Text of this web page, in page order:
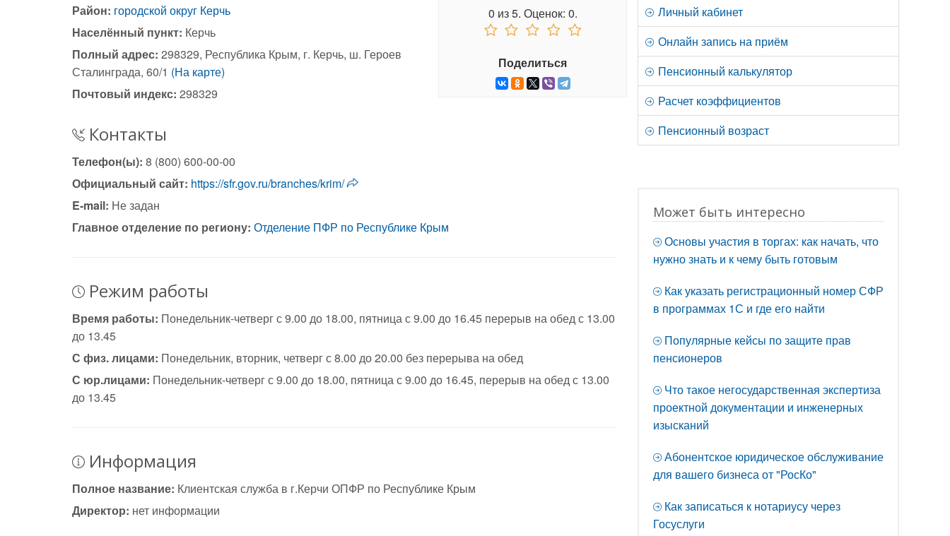
Район: городской округ Керчь
Населённый пункт: Керчь
Полный адрес: 298329, Республика Крым, г. Керчь, ш. Героев
Сталинграда, 60/1 (На карте)
Почтовый индекс: 298329
0 из5. Оценок: 0.
Поделиться
Контакты
Телефон(ы): 8 (800) 600-00-00
Официальный сайт: https://sfr.gov.ru/branches/krim/
E-mail: Не задан
Главное отделение по региону: Отделение ПФР по Республике Крым
Режим работы
Время работы: Понедельник-четверг с 9.00 до 18.00, пятница с 9.00 до 16.45 перерыв на обед с 13.00
до 13.45
С физ. лицами: Понедельник, вторник, четверг с 8.00 до 20.00 без перерыва на обед
С юр.лицами: Понедельник-четверг с 9.00 до 18.00, пятница с 9.00 до 16.45, перерыв на обед с 13.00
до 13.45
Информация
Полное название: Клиентская служба в г.Керчи ОПФР по Республике Крым
Директор: нет информации
Личный кабинет
Онлайн запись на приём
Пенсионный калькулятор
Расчет коэффициентов
Пенсионный возраст
Может быть интересно
Основы участия в торгах: как начать, что
нужно знать и к чему быть готовым
Как указать регистрационный номер СФР
в программах 1С и где его найти
Популярные кейсы по защите прав
пенсионеров
Что такое негосударственная экспертиза
проектной документации и инженерных
изысканий
Абонентское юридическое обслуживание
для вашего бизнеса от "РосКо"
Как записаться к нотариусу через
Госуслуги